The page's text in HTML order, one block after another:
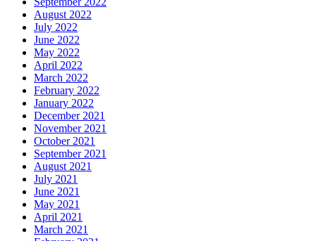
August 2022
July 2022
June 2022
May 2022
April 2022
March 2022
February 2022
January 2022
December 2021
November 2021
October 2021
September 2021
August 2021
July 2021
June 2021
May 2021
April 2021
March 2021